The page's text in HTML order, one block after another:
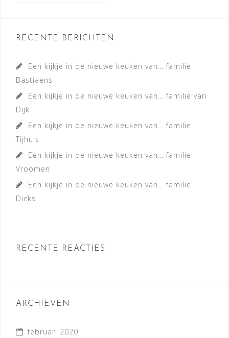
RECENTE BERICHTEN
Een kijkje in de nieuwe keuken van… familie
Bastiaens
Een kijkje in de nieuwe keuken van… familie van
Dijk
Een kijkje in de nieuwe keuken van… familie
Tijhuis
Een kijkje in de nieuwe keuken van… familie
Vroomen
Een kijkje in de nieuwe keuken van… familie
Dicks
RECENTE REACTIES
ARCHIEVEN
februari 2020